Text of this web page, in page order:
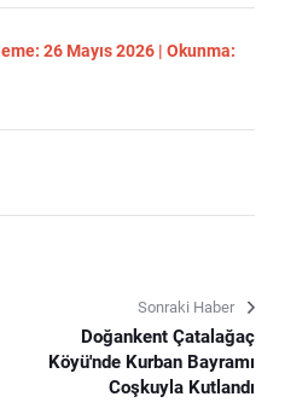
26 Mayıs 2026 | Okunma:
Sonraki Haber
Doğankent Çatalağaç
Köyü'nde Kurban Bayramı
Coşkuyla Kutlandı